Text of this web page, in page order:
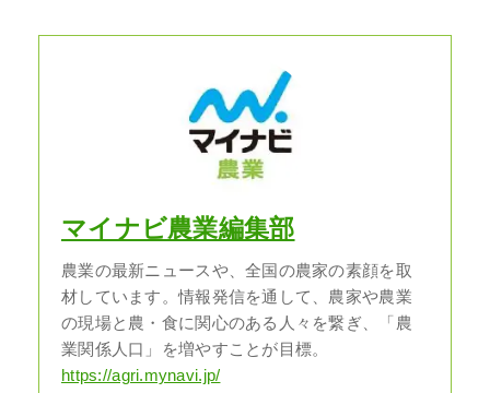
マイナビ農業編集部
農業の最新ニュースや、全国の農家の素顔を取
材しています。情報発信を通して、農家や農業
の現場と農・食に関心のある人々を繋ぎ、「農
業関係人口」を増やすことが目標。
https://agri.mynavi.jp/